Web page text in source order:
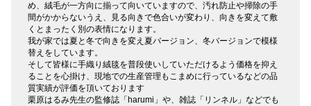
め、絨毛が一方向に揃って向いていますので、汚れ防止や掃除の手
間がかからないうえ、見る向きで色合いが変わり、向きを変えて敷
くとまったく別の表情になります。
我が家では夏と冬で向きを変え夏バージョン、冬バージョンで模様
替えをしています。
そして皆様に手織り絨毯を普段使いしていただけるよう価格を抑え
ることを心掛け、現地での生産管理もこまめに行っているなどの品
質実績が評価を頂いております
栗原はるみ先生の監修誌「harumi」や、雑誌「リンネル」などでも